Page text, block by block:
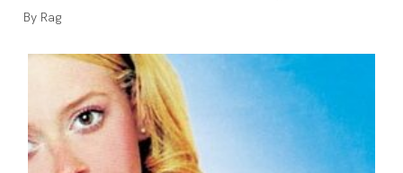
Auteur/autrice
la
Rag